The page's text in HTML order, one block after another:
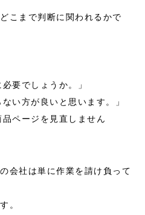
こまで判断に関われるかで
要でしょうか。」
い方が良いと思います。」
品ページを見直しません
会社は単に作業を請け負って
。